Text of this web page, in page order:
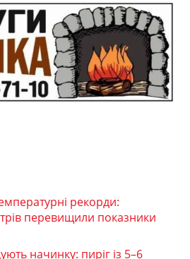
рекорди:
перевищили показники
начинку: пиріг із 5–6